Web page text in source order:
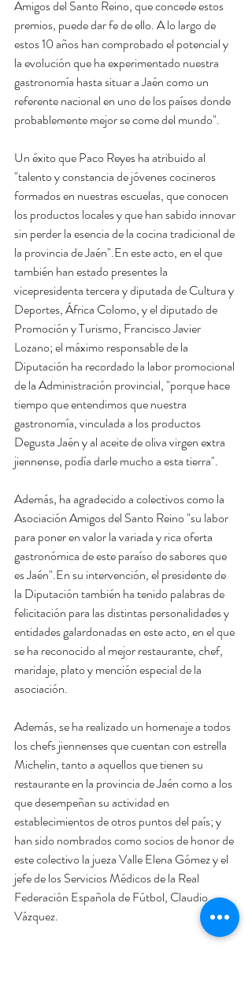
Amigos del Santo Reino, que concede estos
premios, puede dar fe de ello. A lo largo de
estos 10 años han comprobado el potencial y
la evolución que ha experimentado nuestra
gastronomía hasta situar a Jaén como un
referente nacional en uno de los países donde
probablemente mejor se come del mundo".
Un éxito que Paco Reyes ha atribuido al
"talento y constancia de jóvenes cocineros
formados en nuestras escuelas, que conocen
los productos locales y que han sabido innovar
sin perder la esencia de la cocina tradicional de
la provincia de Jaén".En este acto, en el que
también han estado presentes la
vicepresidenta tercera y diputada de Cultura y
Deportes, África Colomo, y el diputado de
Promoción y Turismo, Francisco Javier
Lozano; el máximo responsable de la
Diputación ha recordado la labor promocional
de la Administración provincial, "porque hace
tiempo que entendimos que nuestra
gastronomía, vinculada a los productos
Degusta Jaén y al aceite de oliva virgen extra
jiennense, podía darle mucho a esta tierra".
Además, ha agradecido a colectivos como la
Asociación Amigos del Santo Reino "su labor
para poner en valor la variada y rica oferta
gastronómica de este paraíso de sabores que
es Jaén".En su intervención, el presidente de
la Diputación también ha tenido palabras de
felicitación para las distintas personalidades y
entidades galardonadas en este acto, en el que
se ha reconocido al mejor restaurante, chef,
maridaje, plato y mención especial de la
asociación.
Además, se ha realizado un homenaje a todos
los chefs jiennenses que cuentan con estrella
Michelin, tanto a aquellos que tienen su
restaurante en la provincia de Jaén como a los
que desempeñan su actividad en
establecimientos de otros puntos del país; y
han sido nombrados como socios de honor de
este colectivo la jueza Valle Elena Gómez y el
jefe de los Servicios Médicos de la Real
Federación Española de Fútbol, Claudio
Vázquez.